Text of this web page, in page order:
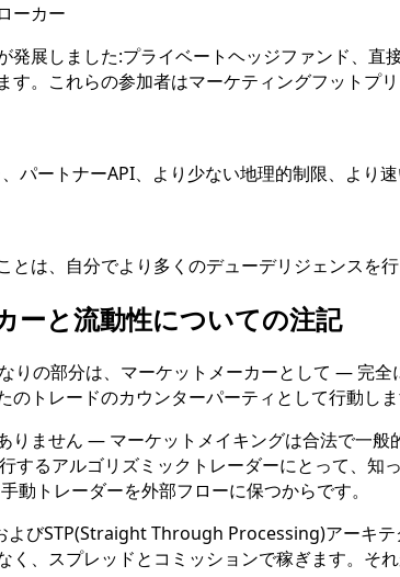
ーカー
発展しました:プライベートヘッジファンド、
す。これらの参加者はマーケティングフットプ
パートナーAPI、より少ない地理的制限、より
とは、自分でより多くのデューデリジェンスを
ーと流動性についての注記
りの部分は、マーケットメーカーとして — 完
のトレードのカウンターパーティとして行動し
りません — マーケットメイキングは合法で一
するアルゴリズミックトレーダーにとって、
動トレーダーを外部フローに保つからです。
びSTP(Straight Through Processing)アーキ
く、スプレッドとコミッションで稼ぎます。そ